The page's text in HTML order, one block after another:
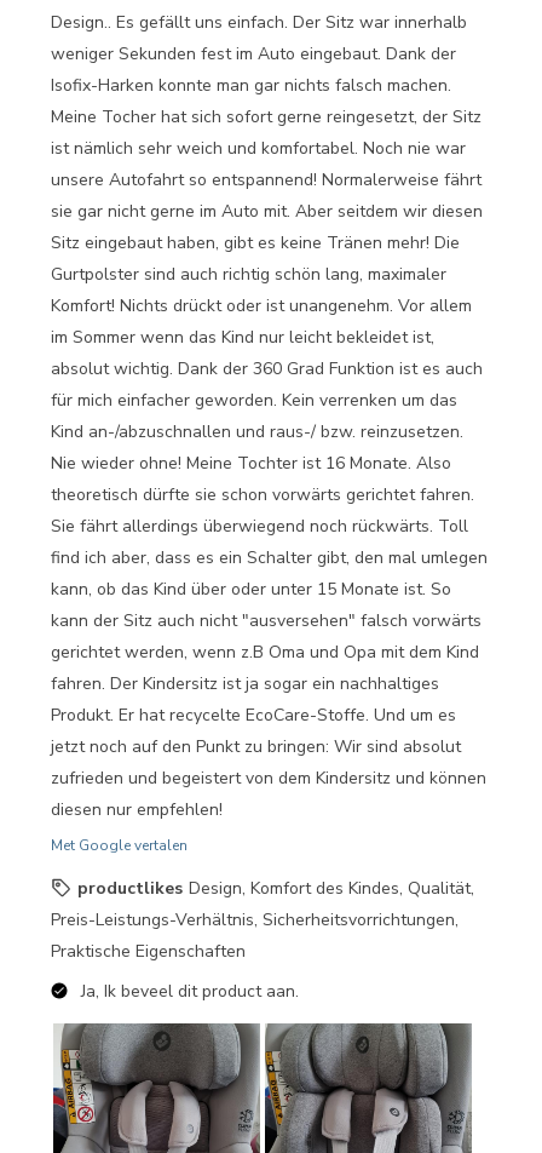
Design.. Es gefällt uns einfach. Der Sitz war innerhalb
weniger Sekunden fest im Auto eingebaut. Dank der
Isofix-Harken konnte man gar nichts falsch machen.
Meine Tocher hat sich sofort gerne reingesetzt, der Sitz
ist nämlich sehr weich und komfortabel. Noch nie war
unsere Autofahrt so entspannend! Normalerweise fährt
sie gar nicht gerne im Auto mit. Aber seitdem wir diesen
Sitz eingebaut haben, gibt es keine Tränen mehr! Die
Gurtpolster sind auch richtig schön lang, maximaler
Komfort! Nichts drückt oder ist unangenehm. Vor allem
im Sommer wenn das Kind nur leicht bekleidet ist,
absolut wichtig. Dank der 360 Grad Funktion ist es auch
für mich einfacher geworden. Kein verrenken um das
Kind an-/abzuschnallen und raus-/ bzw. reinzusetzen.
Nie wieder ohne! Meine Tochter ist 16 Monate. Also
theoretisch dürfte sie schon vorwärts gerichtet fahren.
Sie fährt allerdings überwiegend noch rückwärts. Toll
find ich aber, dass es ein Schalter gibt, den mal umlegen
kann, ob das Kind über oder unter 15 Monate ist. So
kann der Sitz auch nicht "ausversehen" falsch vorwärts
gerichtet werden, wenn z.B Oma und Opa mit dem Kind
fahren. Der Kindersitz ist ja sogar ein nachhaltiges
Produkt. Er hat recycelte EcoCare-Stoffe. Und um es
jetzt noch auf den Punkt zu bringen: Wir sind absolut
zufrieden und begeistert von dem Kindersitz und können
diesen nur empfehlen!
Met Google vertalen
productlikes Design, Komfort des Kindes, Qualität,
Preis-Leistungs-Verhältnis, Sicherheitsvorrichtungen,
Praktische Eigenschaften
Ja, Ik beveel dit product aan.